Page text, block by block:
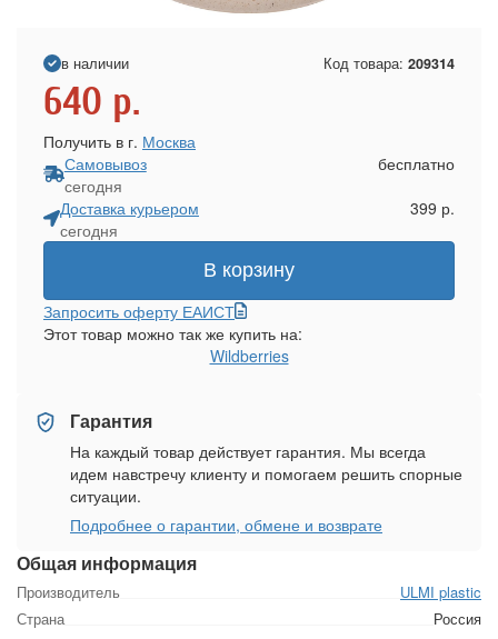
Общая информация
Производитель
ULMI plastic
Страна
Россия
в наличии Код товара: 209314
640 р.
Получить в г. Москва
Самовывоз
сегодня
бесплатно
Доставка курьером
сегодня
399 р.
В корзину
Запросить оферту ЕАИСТ
Этот товар можно так же купить на:
Wildberries
Гарантия
На каждый товар действует гарантия. Мы всегда
идем навстречу клиенту и помогаем решить спорные
ситуации.
Подробнее о гарантии, обмене и возврате